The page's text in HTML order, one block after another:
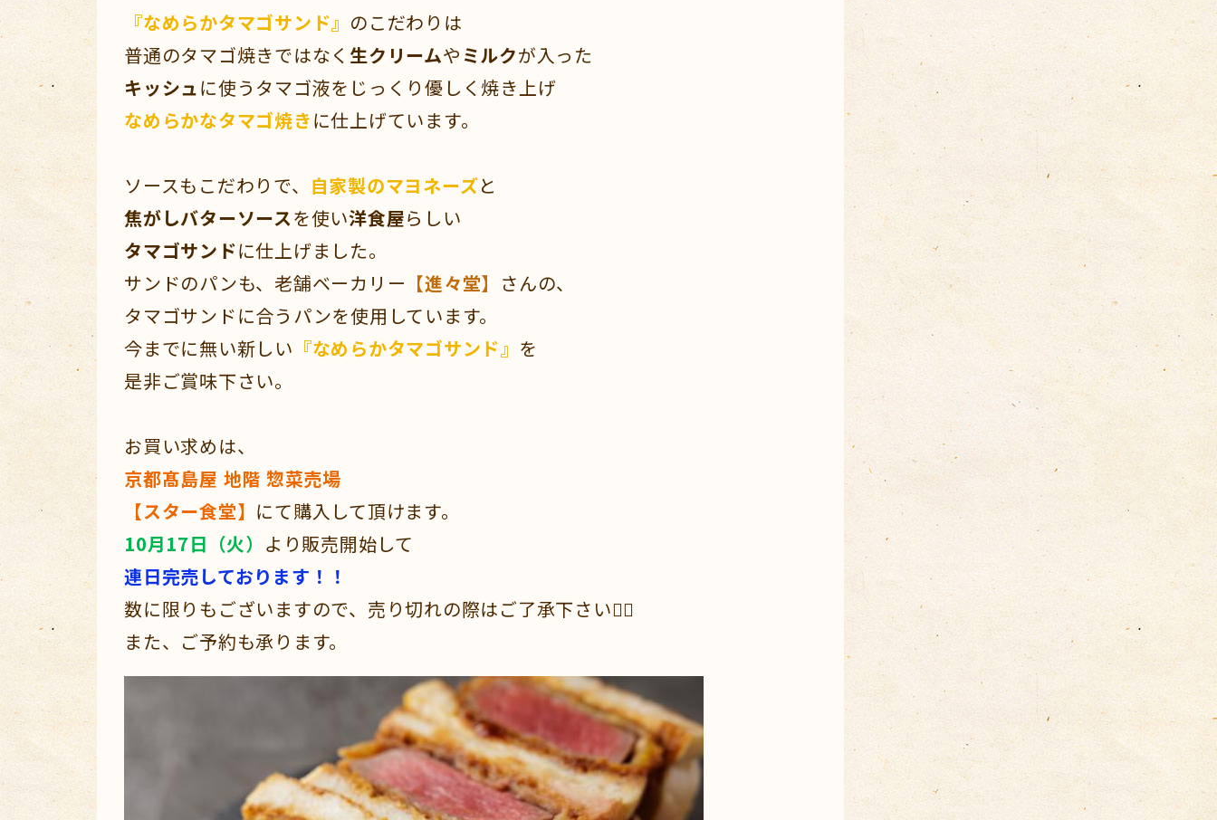
『なめらかタマゴサンド』 のこだわりは
普通のタマゴ焼きではなく 生クリームや ミルクが入った
キッシュに使うタマゴ液をじっくり優しく焼き上げ
なめらかなタマゴ焼きに仕上げています。
ソースもこだわりで、 自家製のマヨネーズと
焦がしバターソースを使い洋食屋らしい
タマゴサンドに仕上げました。
サンドのパンも、老舗ベーカリー 【進々堂】 さんの、
タマゴサンドに合うパンを使用しています。
今までに無い新しい 『なめらかタマゴサンド』 を
是非ご賞味下さい。
お買い求めは、
京都髙島屋 地階 惣菜売場
【スター食堂】 にて購入して頂けます。
10月17日（火） より販売開始して
連日完売しております！！
数に限りもございますので、売り切れの際はご了承下さい🙇‍♂️
また、ご予約も承ります。